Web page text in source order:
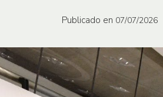
Publicado en 07/07/2026